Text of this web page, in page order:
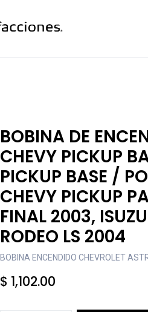
BOBINA DE
CHEVY PICKUP
PICKUP BASE /
CHEVY PICKUP
FINAL 2003,
RODEO LS 2004
BOBINA ENCENDIDO CHEVROLET
$ 1,102.00